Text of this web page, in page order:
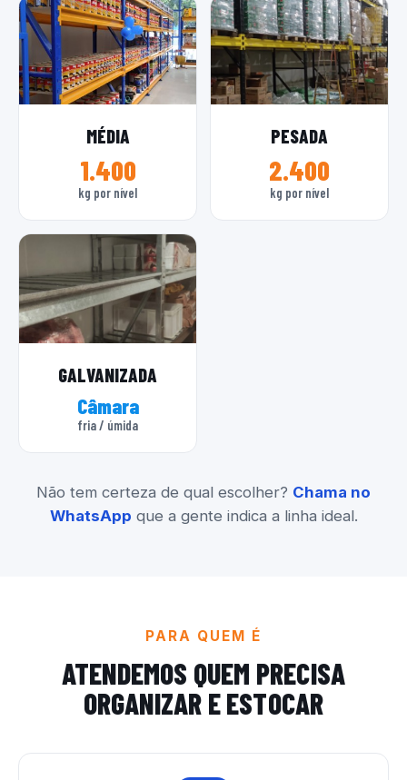
MÉDIA
1.400
kg por nível
PESADA
2.400
kg por nível
GALVANIZADA
Câmara
fria / úmida
Não tem certeza de qual escolher? Chama no
WhatsApp que a gente indica a linha ideal.
PARA QUEM É
ATENDEMOS QUEM PRECISA
ORGANIZAR E ESTOCAR